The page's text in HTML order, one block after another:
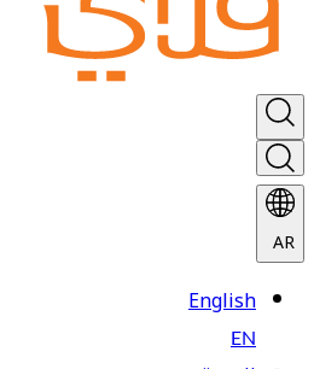
AR
English
EN